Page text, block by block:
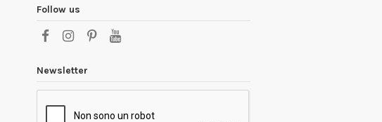
Follow us
Newsletter